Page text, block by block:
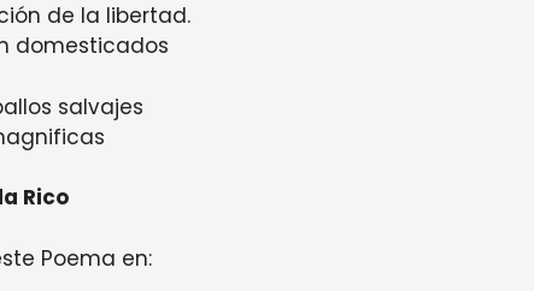
de la libertad.
domesticados
salvajes
Rico
Poema en: